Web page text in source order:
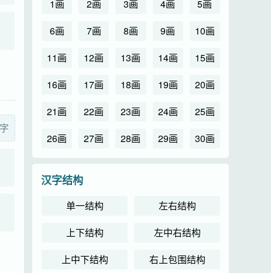
1画 2画 3画 4画
5画
6画
7画 8画 9画
10画
11画
12画 13画 14画
15画
16画
17画 18画 19画
20画
21画
22画 23画 24画
25画
26画
27画 28画 29画 30画
汉字结构
单一结构
左右结构
上下结构
左中右结构
上中下结构
右上包围结构